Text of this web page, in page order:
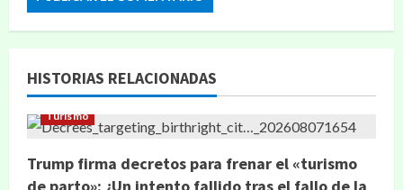
HISTORIAS RELACIONADAS
Turismo
Trump firma decretos para frenar el «turismo